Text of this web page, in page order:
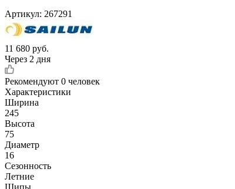
Артикул: 267291
11 680 руб.
Через 2 дня
Рекомендуют 0 человек
Характеристики
Ширина
245
Высота
75
Диаметр
16
Сезонность
Летние
Шипы